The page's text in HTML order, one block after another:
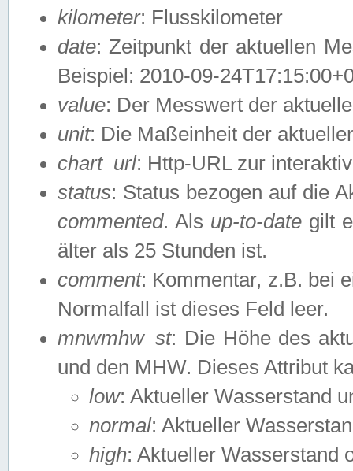
kilometer: Flusskilometer
date: Zeitpunkt der aktuellen
Beispiel: 2010-09-
value: Der Messwert der
unit: Die Maßeinheit der
chart_url: Http-URL zur
status: Status bezogen auf die
commented. Als up-to-date gilt
älter als 25 Stunden ist.
comment: Kommentar, z.B. bei
Normalfall ist dieses Feld leer.
mnwmhw_st: Die Höhe des
und den MHW. Dieses Attribut
low: Aktueller Wasserstand
normal: Aktueller
high: Aktueller Wasserstand